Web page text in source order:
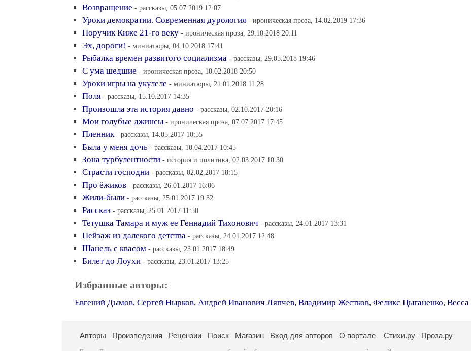
Возвращение - рассказы, 05.07.2019 12:07
Уроки демократии. Современная дурология - ироническая проза, 14.02.2019 17:36
Поручик Киже 21-го веку - ироническая проза, 29.10.2018 20:11
Эх, дороги! - миниатюры, 04.10.2018 17:41
Рыбалка времен развитого социализма - рассказы, 29.05.2018 19:46
С ума шедшие - ироническая проза, 10.02.2018 20:50
Уроки игры на укулеле - миниатюры, 21.01.2018 11:28
Поля - рассказы, 15.10.2017 14:35
Произошла эта история давно - рассказы, 02.10.2017 20:16
Мои голубые джинсы - ироническая проза, 07.07.2017 17:45
Пленник - рассказы, 14.05.2017 10:55
Была у меня дочь - рассказы, 10.04.2017 10:45
Зона турбулентности - история и политика, 02.03.2017 10:30
Страсти господни - рассказы, 02.02.2017 18:15
Про ёжиков - рассказы, 26.01.2017 16:06
Жили-были - рассказы, 25.01.2017 19:32
Рассказ - рассказы, 25.01.2017 11:50
Тетушка Тамара и муж ее Геннадий Тихонович - рассказы, 24.01.2017 13:31
Пейзаж из далекого детства - рассказы, 24.01.2017 12:48
Шанель с квасом - рассказы, 23.01.2017 18:49
Билет до Лоухи - рассказы, 23.01.2017 13:25
Избранные авторы:
Евгений Дымов, Сергей Нырков, Андрей Иванович Ляпчев, Владимир Жестков, Феликс Цыганенко,
Авторы Произведения Рецензии Поиск Магазин Вход для авторов О портале Стихи.ру Проза.ру